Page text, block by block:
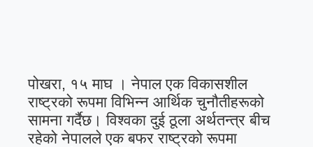
पोखरा, १५ माघ । नेपाल एक विकासशील
राष्ट्रको रूपमा विभिन्न आर्थिक चुनौतीहरूको
सामना गर्दैछ। विश्वका दुई ठूला अर्थतन्त्र बीच
रहेको नेपालले एक बफर राष्ट्रको रूपमा